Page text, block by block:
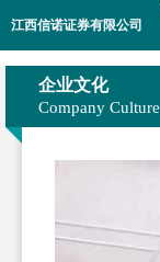
江西信诺证券有限公司
企业文化
Company Culture